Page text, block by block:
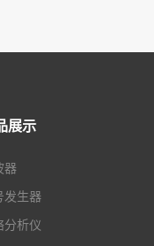
展示
器
发生器
分析仪